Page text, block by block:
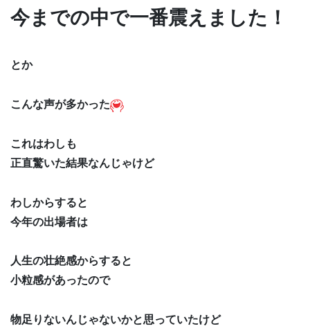
今までの中で一番震えました！
とか
こんな声が多かった
これはわしも
正直驚いた結果なんじゃけど
わしからすると
今年の出場者は
人生の壮絶感からすると
小粒感があったので
物足りないんじゃないかと思っていたけど